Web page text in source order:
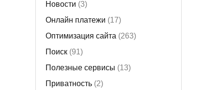
Новости (3)
Онлайн платежи (17)
Оптимизация сайта (263)
Поиск(91)
Полезные сервисы (13)
Приватность(2)